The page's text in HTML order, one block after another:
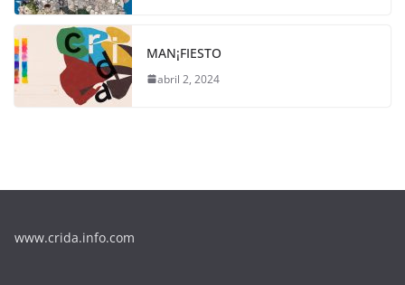
MAN¡FIESTO
abril 2, 2024
www.crida.info.com